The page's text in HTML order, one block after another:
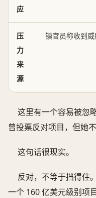
应
压
力
来
源
镇官员称收到
这里有一个容易被忽
曾投票反对项目，但她
这句话很现实。
反对，不等于挡得住
一个 160 亿美元级别项